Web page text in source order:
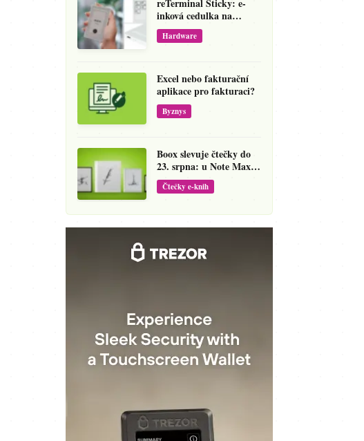
reTerminal Sticky: e-
inková cedulka na
ledničku, která přepíše
váš hlas na vzkaz
Hardware
Excel nebo fakturační
aplikace pro fakturaci?
Byznys
Boox slevuje čtečky do
23. srpna: u Note Maxu
jde cena dolů o 138 eur
Čtečky e-knih